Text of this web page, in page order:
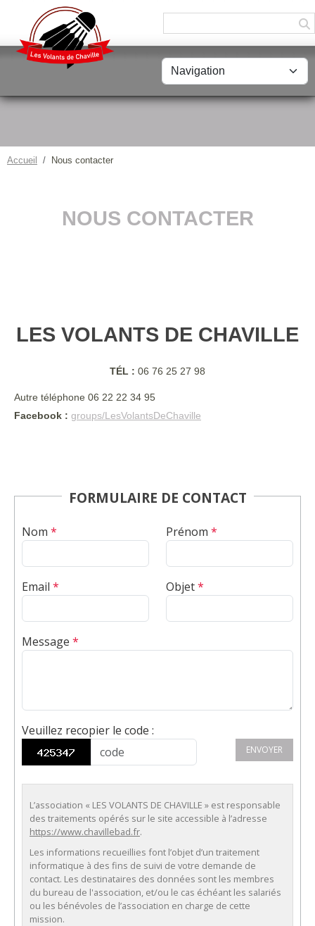
Accueil Nous contacter
NOUS CONTACTER
LES VOLANTS DE CHAVILLE
TÉL : 06 76 25 27 98
Autre téléphone 06 22 22 34 95
Facebook : groups/LesVolantsDeChaville
FORMULAIRE DE CONTACT
Nom * Prénom *
Email * Objet*
Message *
Veuillez recopier le code :
ENVOYER
L’association « LES VOLANTS DE CHAVILLE » est responsable
des traitements opérés sur le site accessible à l’adresse
https://www.chavillebad.fr.
Les informations recueillies font l’objet d’un traitement
informatique à des fins de suivi de votre demande de
contact. Les destinataires des données sont les membres
du bureau de l'association, et/ou le cas échéant les salariés
ou les bénévoles de l’association en charge de cette
mission.
Panneau de gestion des cookies